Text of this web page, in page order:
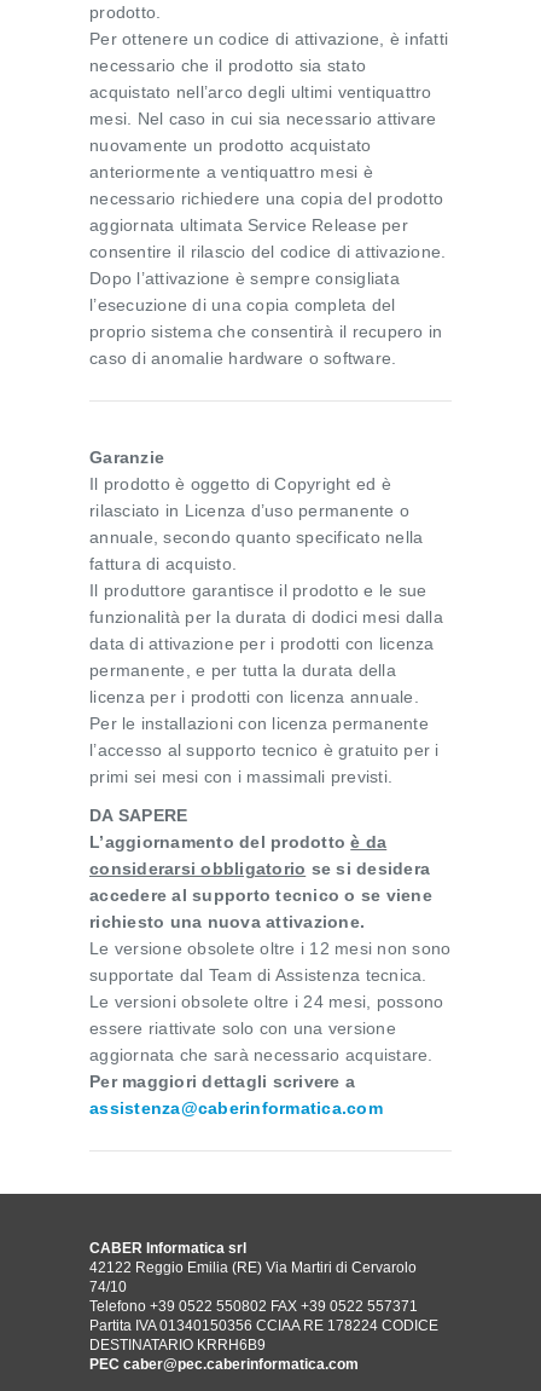
prodotto.
Per ottenere un codice di attivazione, è infatti
necessario che il prodotto sia stato
acquistato nell’arco degli ultimi ventiquattro
mesi. Nel caso in cui sia necessario attivare
nuovamente un prodotto acquistato
anteriormente a ventiquattro mesi è
necessario richiedere una copia del prodotto
aggiornata ultimata Service Release per
consentire il rilascio del codice di attivazione.
Dopo l’attivazione è sempre consigliata
l’esecuzione di una copia completa del
proprio sistema che consentirà il recupero in
caso di anomalie hardware o software.
Garanzie
Il prodotto è oggetto di Copyright ed è
rilasciato in Licenza d’uso permanente o
annuale, secondo quanto specificato nella
fattura di acquisto.
Il produttore garantisce il prodotto e le sue
funzionalità per la durata di dodici mesi dalla
data di attivazione per i prodotti con licenza
permanente, e per tutta la durata della
licenza per i prodotti con licenza annuale.
Per le installazioni con licenza permanente
l’accesso al supporto tecnico è gratuito per i
primi sei mesi con i massimali previsti.
DA SAPERE
L’aggiornamento del prodottoè da
considerarsi obbligatorio se si desidera
accedere al supporto tecnico o se viene
richiesto una nuova attivazione.
Le versione obsolete oltre i 12 mesi non sono
supportate dal Team di Assistenza tecnica.
Le versioni obsolete oltre i 24 mesi, possono
essere riattivate solo con una versione
aggiornata che sarà necessario acquistare.
Per maggiori dettagli scrivere a
assistenza@caberinformatica.com
CABER Informatica srl
42122 Reggio Emilia (RE) Via Martiri di Cervarolo
74/10
Telefono +39 0522 550802 FAX +39 0522 557371
Partita IVA 01340150356 CCIAA RE 178224 CODICE
DESTINATARIO KRRH6B9
PEC caber@pec.caberinformatica.com